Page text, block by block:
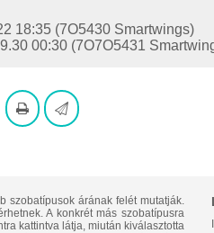
18:35 (7O5430 Smartwings)
00:30 (7O7O5431
szobatípusok árának felét mutatják.
A konkrét más szobatípusra
kattintva látja, miután kiválasztotta